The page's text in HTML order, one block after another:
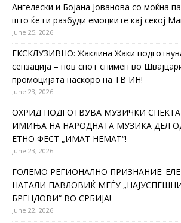
Ангелески и Бојана Јованова со моќна
што ќе ги разбуди емоциите кај секој
June 25, 2026
ЕКСКЛУЗИВНО: Жаклина Жаки
сензација – нов спот снимен во
промоцијата наскоро на ТВ ИН!
June 23, 2026
ОХРИД ПОДГОТВУВА МУЗИЧКИ
ИМИЊА НА НАРОДНАТА МУЗИКА ДЕЛ
ЕТНО ФЕСТ „ИМАТ НЕМАТ“!
June 23, 2026
ГОЛЕМО РЕГИОНАЛНО ПРИЗНАНИЕ:
НАТАЛИ ПАВЛОВИЌ МЕЃУ
БРЕНДОВИ“ ВО СРБИЈА!
June 22, 2026